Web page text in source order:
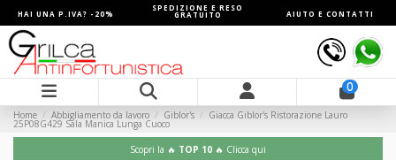
HAI UNA P.IVA? -20%
SPEDIZIONE E RESO
GRATUITO AIUTO E CONTATTI
0
Home Abbigliamento da lavoro Giblor's Giacca Giblor's Ristorazione Lauro
25P08G429 Sala Manica Lunga Cuoco
Scopri la 🔥 TOP 10 🔥 Clicca qui